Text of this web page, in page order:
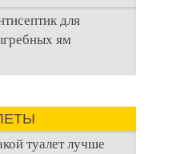
или выгребной
самым приятным
для
ям
сведения об
для
ям – это
туалет лучше